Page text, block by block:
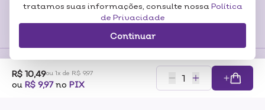
tratamos suas informações, consulte nossa Política
de Privacidade
Continuar
R$ 10,49ou 1x de R$ 9,97
ou R$ 9,97no PIX
Certificados